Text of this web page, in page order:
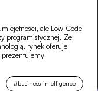
ale Low-Code
programistycznej. Ze
rynek oferuje
#business-intelligence